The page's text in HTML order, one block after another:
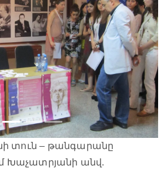
տուն – թանգարանը
Խաչատրյանի անվ.